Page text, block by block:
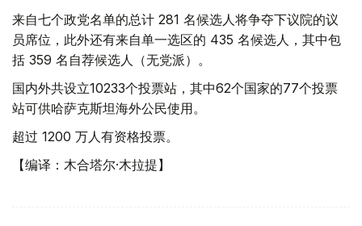
来自七个政党名单的总计 281 名候选人将争夺下议院的议
员席位，此外还有来自单一选区的 435 名候选人，其中包
括 359 名自荐候选人（无党派）。
国内外共设立10233个投票站，其中62个国家的77个投票
站可供哈萨克斯坦海外公民使用。
超过 1200 万人有资格投票。
【编译：木合塔尔·木拉提】